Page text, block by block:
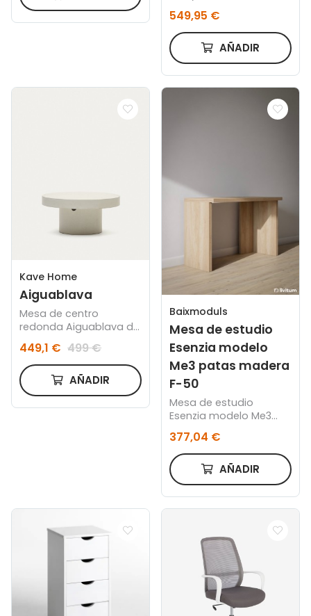
549,95 €
AÑADIR
Kave Home
Aiguablava
Mesa de centro
redonda Aiguablava de
cm
449,1 € 499 €
AÑADIR
Baixmoduls
Mesa de estudio
Esenzia modelo
Me3 patas madera
F-50
Mesa de estudio
Esenzia modelo Me3
377,04 €
AÑADIR